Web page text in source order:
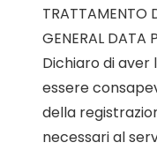
TRATTAMENTO
GENERAL DATA
Dichiaro di aver
essere
della
necessari al